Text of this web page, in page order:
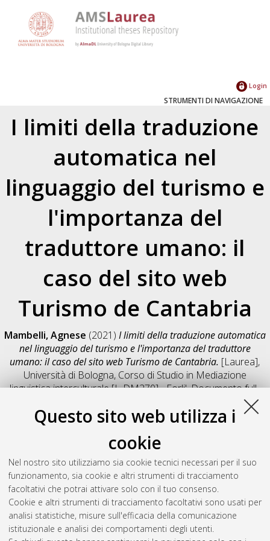
Questo sito web utilizza i
cookie
Nel nostro sito utilizziamo sia cookie tecnici necessari per il suo
funzionamento, sia cookie e altri strumenti di tracciamento
facoltativi che potrai attivare solo con il tuo consenso.
Cookie e altri strumenti di tracciamento facoltativi sono usati per
analisi statistiche, misure sull'efficacia della comunicazione
istituzionale e analisi dei comportamenti degli utenti.
Login
STRUMENTI DI NAVIGAZIONE
I limiti della traduzione
automatica nel
linguaggio del turismo e
l'importanza del
traduttore umano: il
caso del sito web
Turismo de Cantabria
Mambelli, Agnese (2021) I limiti della traduzione automatica
nel linguaggio del turismo e l'importanza del traduttore
umano: il caso del sito web Turismo de Cantabria. [Laurea],
Università di Bologna, Corso di Studio in Mediazione
linguistica interculturale [L-DM270] - Forli', Documento full-
Salva citazione
Condividi
Il full-text non è disponibile per scelta dell'autore. (
Abstract
Altri metadati
Gestione del documento: